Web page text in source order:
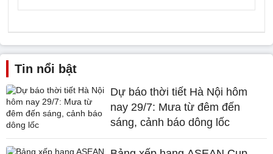
Tin nổi bật
Dự báo thời tiết Hà Nội hôm
nay 29/7: Mưa từ đêm đến
sáng, cảnh báo dông lốc